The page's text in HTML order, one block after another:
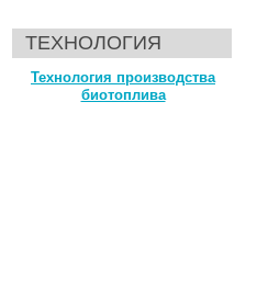
ТЕХНОЛОГИЯ
Технология производства
биотоплива